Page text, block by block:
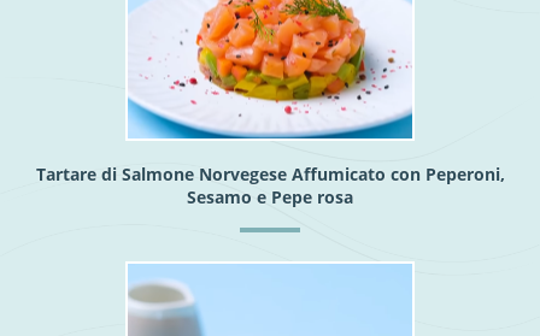
Tartare di Salmone Norvegese Affumicato con Peperoni,
Sesamo e Pepe rosa